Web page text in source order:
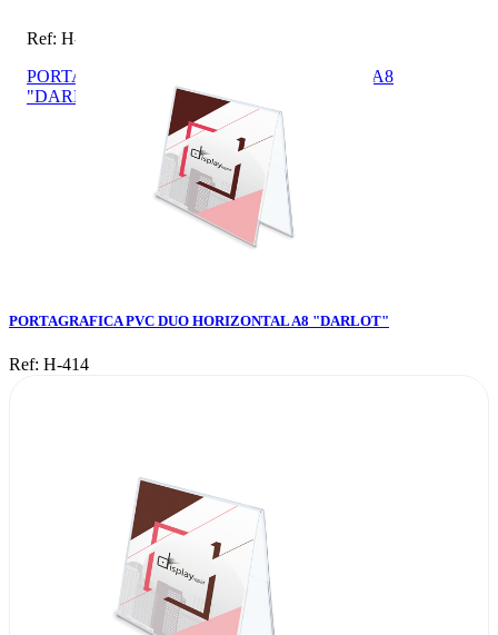
Ref: H-414
PORTAGRAFICA PVC DUO HORIZONTAL A8
"DARLOT"
PORTAGRAFICA PVC DUO HORIZONTAL A8 "DARLOT"
Ref: H-414